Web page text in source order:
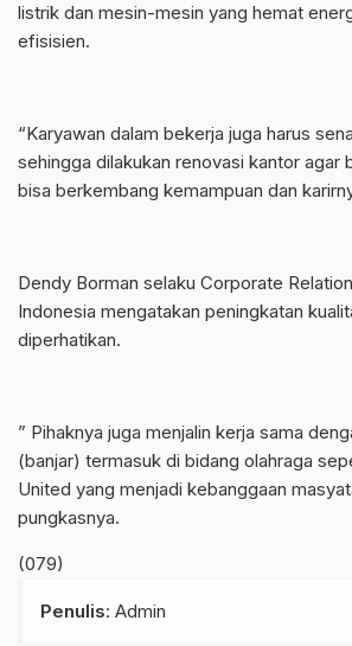
listrik dan mesin-mesin yang hemat
efisisien.
“Karyawan dalam bekerja juga harus
sehingga dilakukan renovasi kantor agar
bisa berkembang kemampuan dan
Dendy Borman selaku Corporate
Indonesia mengatakan peningkatan
diperhatikan.
” Pihaknya juga menjalin kerja sama
(banjar) termasuk di bidang olahraga
United yang menjadi kebanggaan
pungkasnya.
(079)
Penulis: Admin